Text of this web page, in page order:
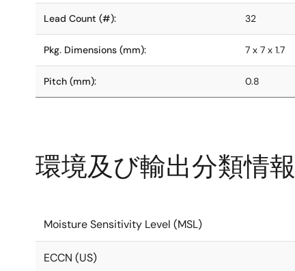
Lead Count (#): 32
Pkg. Dimensions (mm): 7 x 7 x 1.7
Pitch (mm): 0.8
環境及び輸出分類情報
Moisture Sensitivity Level (MSL)
ECCN (US)